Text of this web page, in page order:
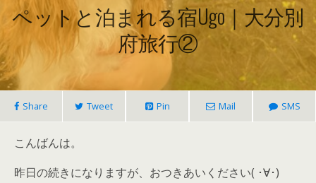
ペットと泊まれる宿Ugo｜大分別
府旅行②
Share Tweet Pin Mail SMS
こんばんは。
昨日の続きになりますが、おつきあいください( ･∀･)